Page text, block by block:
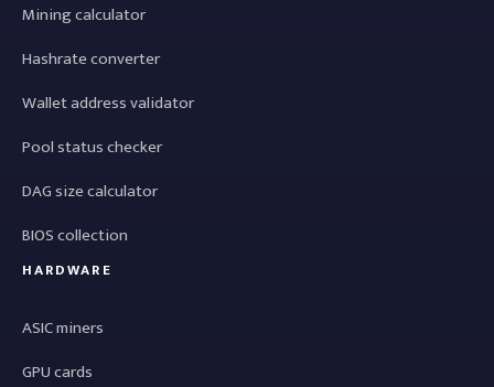
Mining calculator
Hashrate converter
Wallet address validator
Pool status checker
DAG size calculator
BIOS collection
HARDWARE
ASIC miners
GPU cards